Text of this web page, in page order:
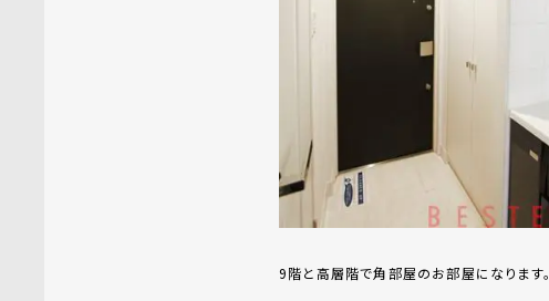
9階と高層階で角部屋のお部屋になります。